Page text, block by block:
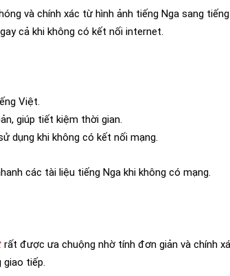
và chính xác từ hình ảnh tiếng Nga sang
cả khi không có kết nối internet.
Việt.
giúp tiết kiệm thời gian.
dụng khi không có kết nối mạng.
các tài liệu tiếng Nga khi không có mạng.
rất được ưa chuộng nhờ tính đơn giản và chính
giao tiếp.